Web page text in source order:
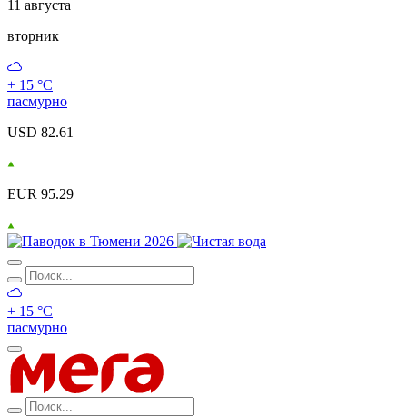
11 августа
вторник
+ 15 °С
пасмурно
USD 82.61
EUR 95.29
+ 15 °С
пасмурно